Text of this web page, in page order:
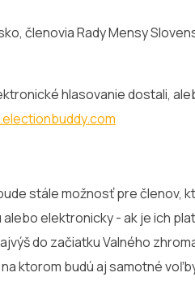
členovia Rady Mensy
hlasovanie dostali,
stále možnosť pre členov,
elektronicky - ak je ich
do začiatku Valného
ktorom budú aj samotné